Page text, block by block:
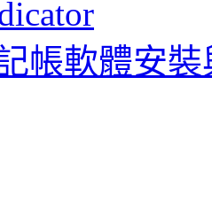
帳軟體安